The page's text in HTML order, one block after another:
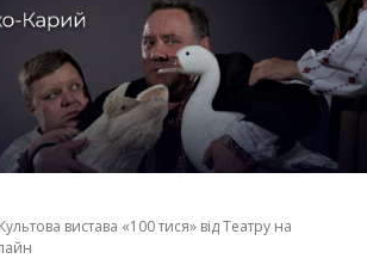
Культова вистава «100 тися» від Театру на